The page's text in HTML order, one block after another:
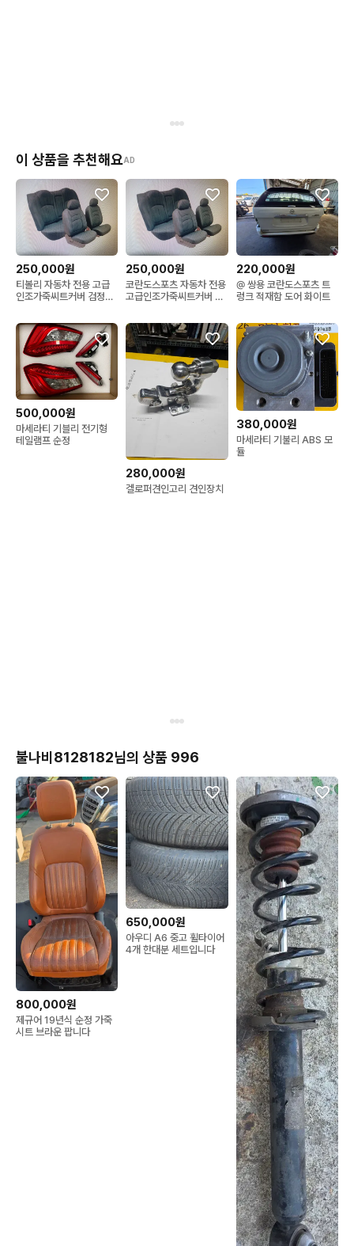
이 상품을 추천해요AD
250,000원
티볼리 자동차 전용 고급
인조가죽씨트커버 검정색
250,000원
코란도스포츠 자동차 전용
고급인조가죽씨트커버 검
220,000원
@ 쌍용 코란도스포츠 트
렁크 적재함 도어 화이트
500,000원
마세라티 기블리 전기형
테일램프 순정
280,000원
겔로퍼견인고리 견인장치
380,000원
마세라티 기불리 ABS 모
듈
불나비8128182님의 상품 996
800,000원
제규어 19년식 순정 가죽
시트 브라운 팝니다
650,000원
아우디 A6 중고 휠타이어
4개 한대분 세트입니다